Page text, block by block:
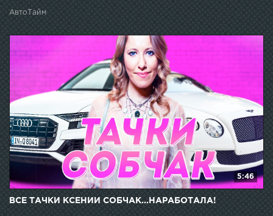
АвтоТайм
5:46
ВСЕ ТАЧКИ КСЕНИИ СОБЧАК...НАРАБОТАЛА!